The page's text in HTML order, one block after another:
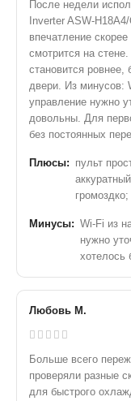
После недели
Inverter ASW-
впечатление
смотрится на
становится ровнее,
двери. Из минусов:
управление нужно
довольны. Для
без постоянных
Плюсы: пульт
Минусы: Wi‑Fi из
нужно
хотелось
Любовь М.
Больше всего
проверяли разные
для быстрого